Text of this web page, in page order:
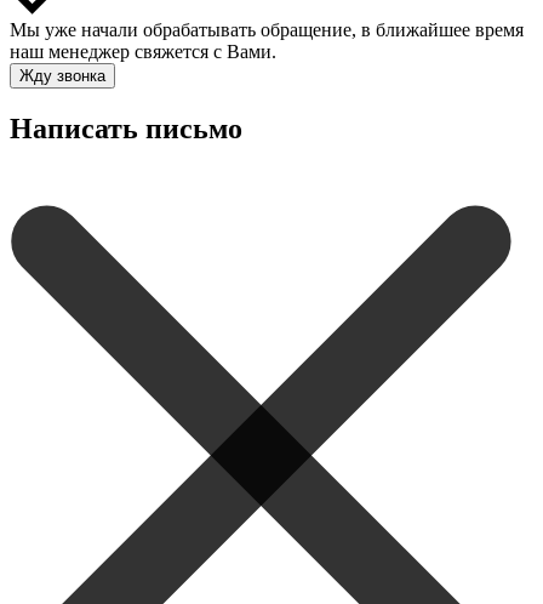
Мы уже начали обрабатывать обращение, в ближайшее время
наш менеджер свяжется с Вами.
Жду звонка
Написать письмо